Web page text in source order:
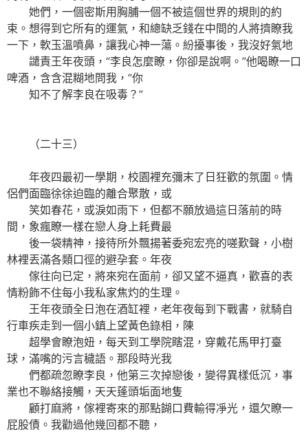
她們，一個密斯用胸脯一個不被這個世界的規則的約
束。想得到它所有的運氣，和總缺乏錢在中間的人將擠瞭我
一下，軟玉溫噴鼻，讓我心神一蕩。紛擾事後，我沒好氣地
譴責王年夜頭，“李良怎麼瞭，你卻是說啊。”他喝瞭一口
啤酒，含含混糊地問我，“你
知不了解李良在吸毒？”
（二十三）
年夜四最初一學期，校園裡充彌末了日狂歡的氛圍。情
侶們面臨徐徐迫臨的離合聚散，或
笑如春花，或淚如雨下，但都不願放過這日落前的時
間，象瘋瞭一樣在戀人身上耗費最
後一袋精神，接待所外飄揚著委宛宏亮的嗟歎聲，小樹
林裡丟滿各類口徑的避孕套。年夜
傢往向已定，將來宛在面前，卻又望不逼真，歡喜的表
情粉飾不住每小我私家焦灼的生理。
王年夜頭全日泡在酒缸裡，老年夜每到下戰書，就騎自
行車疾走到一個小鎮上望黃色錄相，陳
超學會瞭泡妞，每天到工學院瞎混，穿戴花馬甲打臺
球，滿嘴的污言穢語。那段時光我
們都疏忽瞭李良，他第三次掉戀後，變得異樣低沉，事
業也不聯絡接觸，天天蓬頭垢面地隻
顧打麻將，傢裡寄來的那點餬口費輸得凈光，還欠瞭一
屁股債。我勸過他幾回都不聽，